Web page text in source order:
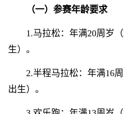
（一）参赛年龄要求
1.马拉松：年满20周岁
生）。
2.半程马拉松：年满16
出生）。